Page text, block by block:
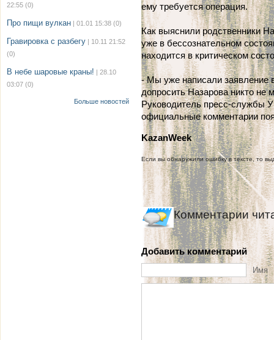
22:55 (0)
Про пищи вулкан | 01.01 15:38 (0)
Гравировка с разбегу | 10.11 21:52
(0)
В небе шаровые краны! | 28.10
03:07 (0)
Больше новостей
ему требуется операция.
Как выяснили родственники
уже в бессознательном
находится в критическом
- Мы уже написали заявление
допросить Назарова никто не
Руководитель пресс-службы
официальные комментарии
KazanWeek
Если вы обнаружили ошибку в тексте, то
Комментарии
Добавить комментарий
Имя